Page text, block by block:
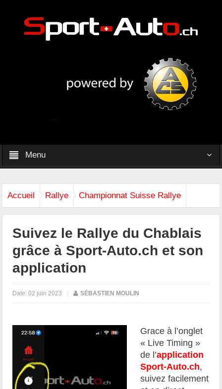
Menu
Accueil Rallye Championnat Suisse Rallye
Suivez le Rallye du Chablais
grâce à Sport-Auto.ch et son
application
Date:02 juin 2023 | SÉBASTIEN MOULIN
Grace à l’onglet
« Live Timing »
de l’application
Sport-Auto.ch,
suivez facilement